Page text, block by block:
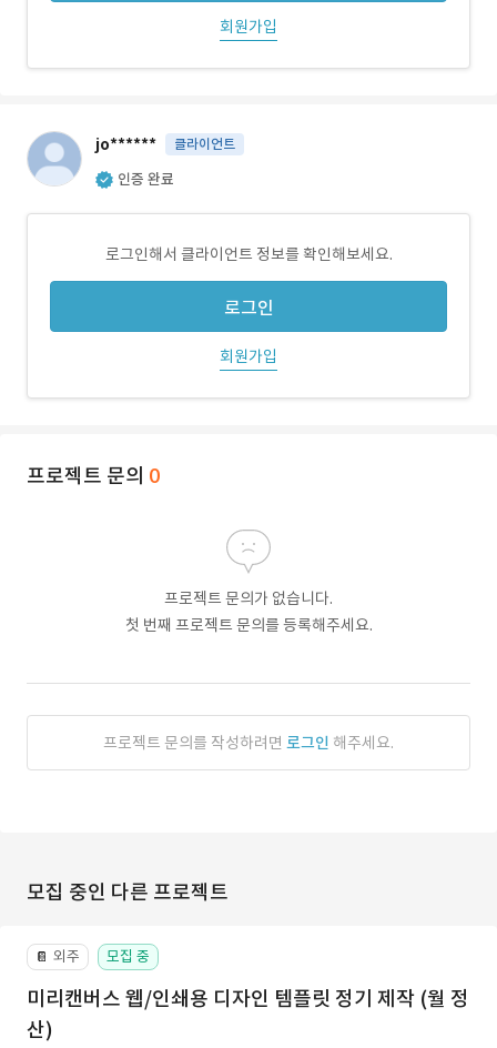
회원가입
jo****** 클라이언트
인증 완료
로그인해서 클라이언트 정보를 확인해보세요.
로그인
회원가입
프로젝트 문의 0
프로젝트 문의가 없습니다.
첫 번째 프로젝트 문의를 등록해주세요.
프로젝트 문의를 작성하려면 로그인 해주세요.
모집 중인 다른 프로젝트
📔 외주 모집 중
미리캔버스 웹/인쇄용 디자인 템플릿 정기 제작 (월 정
산)